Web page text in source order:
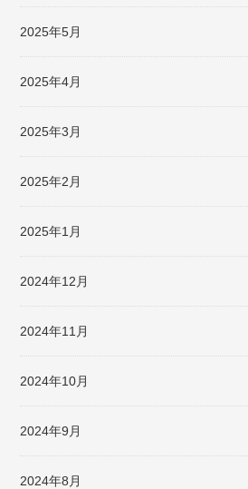
2025年5月
2025年4月
2025年3月
2025年2月
2025年1月
2024年12月
2024年11月
2024年10月
2024年9月
2024年8月